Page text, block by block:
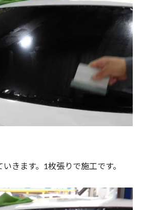
きます。1枚張りで施工です。